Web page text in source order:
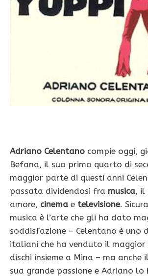
Adriano Celentano compie oggi,
Befana, il suo primo quarto di
maggior parte di questi anni
passata dividendosi fra musica, il
amore, cinema e televisione.
musica è l’arte che gli ha dato
soddisfazione – Celentano è uno
italiani che ha venduto il maggior
dischi insieme a Mina – ma anche
sua grande passione e Adriano